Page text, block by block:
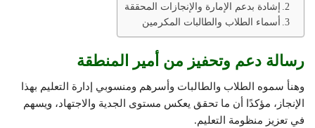
إشادة بدعم الإمارة والإنجازات المحققة
أسماء الطلاب والطالبات المكرمين
رسالة دعم وتحفيز من أمير المنطقة
وهنأ سموه الطلاب والطالبات وأسرهم ومنسوبي إدارة التعليم بهذا
الإنجاز، مؤكدًا أن ما تحقق يعكس مستوى الجدية والاجتهاد، ويسهم
في تعزيز منظومة التعليم.